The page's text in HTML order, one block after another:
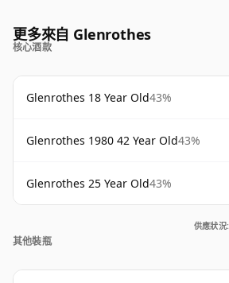
更多來自 Glenrothes
核心酒款
Glenrothes 18 Year Old43%
Glenrothes 1980 42 Year Old43%
Glenrothes 25 Year Old43%
供應狀況:
其他裝瓶